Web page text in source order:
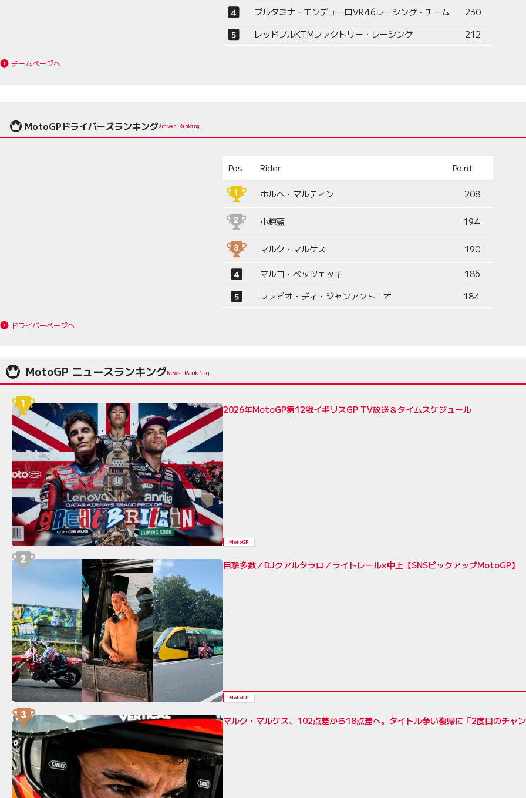
プルタミナ・エンデューロVR46レーシング・チーム
230
レッドブルKTMファクトリー・レーシング
212
チームページへ
MotoGPドライバーズランキングDriver Ranking
Pos. Rider Point
ホルヘ・マルティン 208
小椋藍 194
マルク・マルケス 190
マルコ・ベッツェッキ
186
ファビオ・ディ・ジャンアントニオ
184
ドライバーページへ
MotoGP ニュースランキング
2026年MotoGP第12戦イギリスGP TV放送＆タイムスケジュール
MotoGP
目撃多数／DJクアルタラロ／ライトレール×中上【SNSピックアップMotoGP】
MotoGP
マルク・マルケス、102点差から18点差へ。タイトル争い復帰に「2度目のチャン